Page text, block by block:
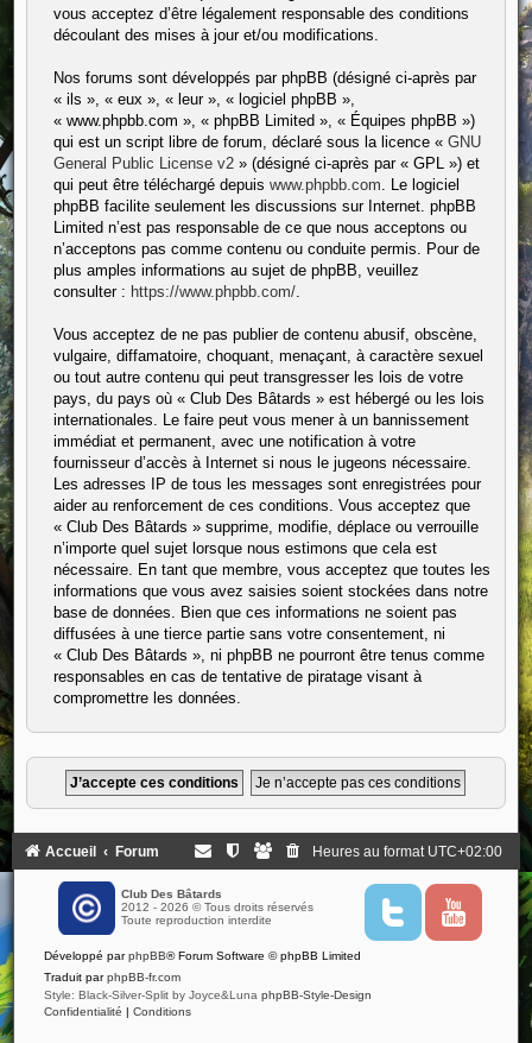
vous acceptez d’être légalement responsable des conditions
découlant des mises à jour et/ou modifications.
Nos forums sont développés par phpBB (désigné ci-après par
« ils », « eux », « leur », « logiciel phpBB »,
« www.phpbb.com », « phpBB Limited », « Équipes phpBB »)
qui est un script libre de forum, déclaré sous la licence « GNU
General Public License v2» (désigné ci-après par « GPL ») et
qui peut être téléchargé depuis www.phpbb.com . Le logiciel
phpBB facilite seulement les discussions sur Internet. phpBB
Limited n’est pas responsable de ce que nous acceptons ou
n’acceptons pas comme contenu ou conduite permis. Pour de
plus amples informations au sujet de phpBB, veuillez
consulter : https://www.phpbb.com/.
Vous acceptez de ne pas publier de contenu abusif, obscène,
vulgaire, diffamatoire, choquant, menaçant, à caractère sexuel
ou tout autre contenu qui peut transgresser les lois de votre
pays, du pays où « Club Des Bâtards » est hébergé ou les lois
internationales. Le faire peut vous mener à un bannissement
immédiat et permanent, avec une notification à votre
fournisseur d’accès à Internet si nous le jugeons nécessaire.
Les adresses IP de tous les messages sont enregistrées pour
aider au renforcement de ces conditions. Vous acceptez que
« Club Des Bâtards » supprime, modifie, déplace ou verrouille
n’importe quel sujet lorsque nous estimons que cela est
nécessaire. En tant que membre, vous acceptez que toutes les
informations que vous avez saisies soient stockées dans notre
base de données. Bien que ces informations ne soient pas
diffusées à une tierce partie sans votre consentement, ni
« Club Des Bâtards », ni phpBB ne pourront être tenus comme
responsables en cas de tentative de piratage visant à
compromettre les données.
Accueil Forum Heures au format UTC+02:00
Club Des Bâtards
2012 - 2026 © Tous droits réservés
Toute reproduction interdite
T
i
Y
u
Développé parphpBB® Forum Software © phpBB Limited
Traduit parphpBB-fr.com
Style: Black-Silver-Split by Joyce&Luna phpBB-Style-Design
Confidentialité | Conditions